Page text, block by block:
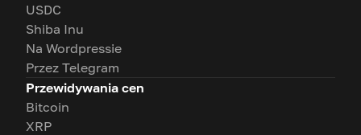
USDC
Shiba Inu
Na Wordpressie
Przez Telegram
Przewidywania cen
Bitcoin
XRP